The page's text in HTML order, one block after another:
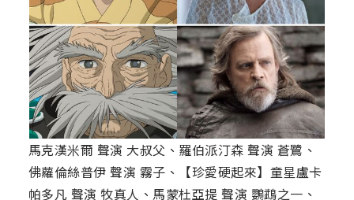
馬克漢米爾 聲演 大叔父、羅伯派汀森 聲演 蒼鷺、
佛蘿倫絲普伊 聲演 霧子、【珍愛硬起來】童星盧卡
帕多凡 聲演 牧真人、馬蒙杜亞提 聲演 鸚鵡之一、